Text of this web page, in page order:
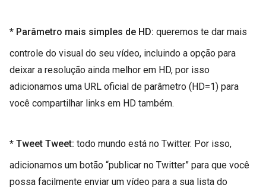
* Parâmetro mais simples de HD: queremos te dar mais
controle do visual do seu vídeo, incluindo a opção para
deixar a resolução ainda melhor em HD, por isso
adicionamos uma URL oficial de parâmetro (HD=1) para
você compartilhar links em HD também.
* Tweet Tweet: todo mundo está no Twitter. Por isso,
adicionamos um botão “publicar no Twitter” para que você
possa facilmente enviar um vídeo para a sua lista do